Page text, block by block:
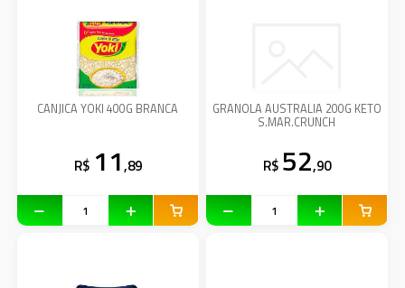
CANJICA YOKI 400G BRANCA
R$ 11,89
GRANOLA AUSTRALIA 200G KETO
S.MAR.CRUNCH
R$ 52,90